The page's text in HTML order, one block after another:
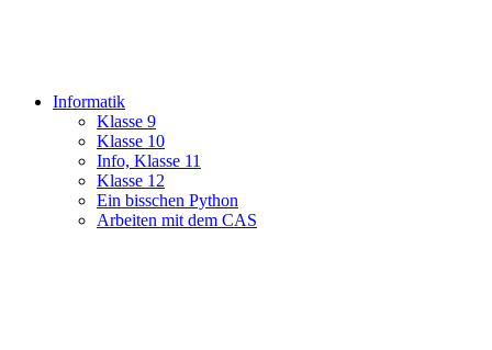
Informatik
Klasse 9
Klasse 10
Info, Klasse 11
Klasse 12
Ein bisschen Python
Arbeiten mit dem CAS